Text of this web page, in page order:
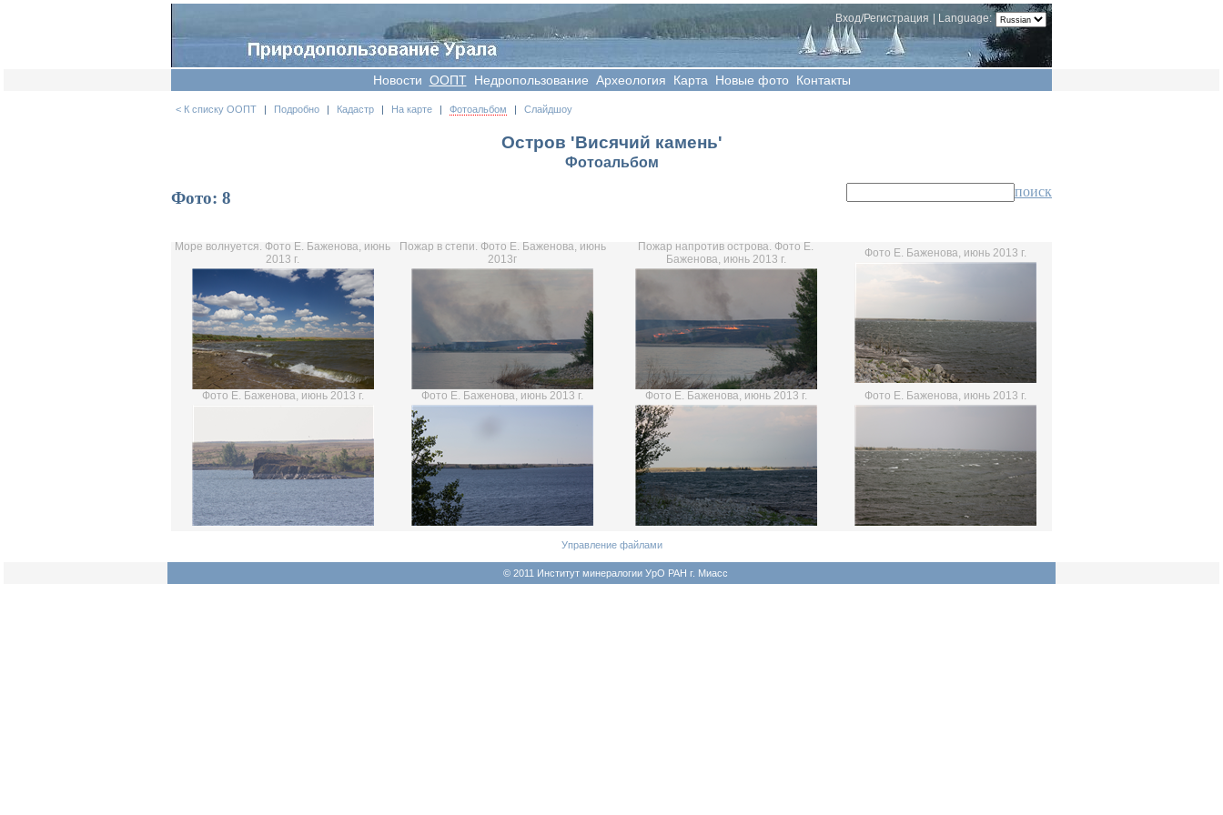
Language:
Вход/Регистрация
Новости OOПT Недропользование Археология Карта Новые фото Контакты
< К списку ООПТ | Подробно | Кадастр | На карте | Фотоальбом | Слайдшоу
Остров 'Висячий камень'
Фотоальбом
поиск
Фото: 8
Море волнуется. Фото Е. Баженова, июнь
2013 г.
Пожар в степи. Фото Е. Баженова, июнь
2013г
Пожар напротив острова. Фото Е.
Баженова, июнь 2013 г.
Фото Е. Баженова, июнь 2013 г.
Фото Е. Баженова, июнь 2013 г. Фото Е. Баженова, июнь 2013 г. Фото Е. Баженова, июнь 2013 г. Фото Е. Баженова, июнь 2013 г.
Управление файлами
© 2011 Институт минералогии УрО РАН г. Миасс